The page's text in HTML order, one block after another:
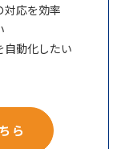
対応を効率
自動化したい
ら